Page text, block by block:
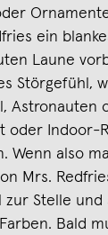
ein
Laune
Störgefühl,
Astronauten
oder Indoor-
Wenn also
Mrs.
zur Stelle
Bald